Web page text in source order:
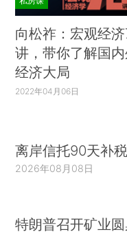
向松祚：宏观经
讲，带你了解国
经济大局
2022年04月06日
离岸信托90天补
2026年08月08日
特朗普召开矿业